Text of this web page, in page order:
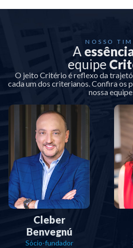
NOSSO
A
equipe
O jeito Critério é reflexo da
cada um dos criterianos. Confira os
nossa
Cleber
Benvegnú
Sócio-fundador